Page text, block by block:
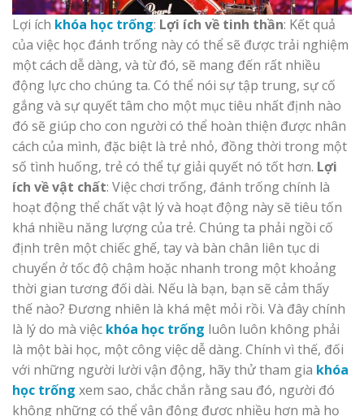
Lợi ích khóa học trống: Lợi ích về tinh thần: Kết quả
của việc học đánh trống này có thể sẽ được trải nghiệm
một cách dễ dàng, và từ đó, sẽ mang đến rất nhiều
động lực cho chúng ta. Có thể nói sự tập trung, sự cố
gắng và sự quyết tâm cho một mục tiêu nhất định nào
đó sẽ giúp cho con người có thể hoàn thiện được nhân
cách của mình, đặc biệt là trẻ nhỏ, đồng thời trong một
số tình huống, trẻ có thể tự giải quyết nó tốt hơn. Lợi
ích về vật chất: Việc chơi trống, đánh trống chính là
hoạt động thể chất vật lý và hoạt động này sẽ tiêu tốn
khá nhiều năng lượng của trẻ. Chúng ta phải ngồi cố
định trên một chiếc ghế, tay và bàn chân liên tục di
chuyển ở tốc độ chậm hoặc nhanh trong một khoảng
thời gian tương đối dài. Nếu là bạn, bạn sẽ cảm thấy
thế nào? Đương nhiên là khá mệt mỏi rồi. Và đây chính
là lý do mà việc khóa học trống luôn luôn không phải
là một bài học, một công việc dễ dàng. Chính vì thế, đối
với những người lười vận động, hãy thử tham gia khóa
học trống xem sao, chắc chắn rằng sau đó, người đó
không những có thể vận động được nhiều hơn mà họ